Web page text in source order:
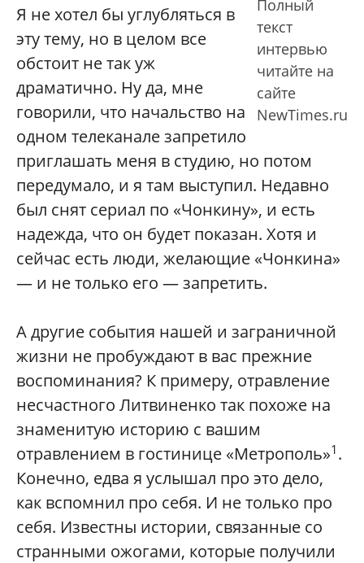
Полный
текст
интервью
читайте на
сайте
NewTimes.ru
Я не хотел бы углубляться в
эту тему, но в целом все
обстоит не так уж
драматично. Ну да, мне
говорили, что начальство на
одном телеканале запретило
приглашать меня в студию, но потом
передумало, и я там выступил. Недавно
был снят сериал по «Чонкину», и есть
надежда, что он будет показан. Хотя и
сейчас есть люди, желающие «Чонкина»
— и не только его — запретить.
А другие события нашей и заграничной
жизни не пробуждают в вас прежние
воспоминания? К примеру, отравление
несчастного Литвиненко так похоже на
знаменитую историю с вашим
отравлением в гостинице «Метрополь»1 .
Конечно, едва я услышал про это дело,
как вспомнил про себя. И не только про
себя. Известны истории, связанные со
странными ожогами, которые получили